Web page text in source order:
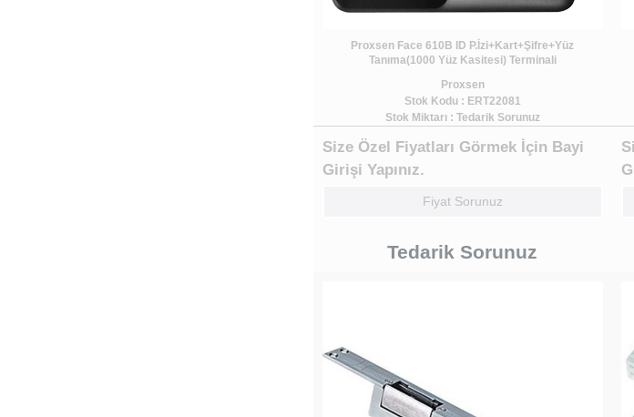
Proxsen Face 610B ID P.İzi+Kart+Şifre+Yüz
Tanıma(1000 Yüz Kasitesi) Terminali
Proxsen
Stok Kodu : ERT22081
Stok Miktarı : Tedarik Sorunuz
Size Özel Fiyatları Görmek İçin Bayi
Girişi Yapınız.
Fiyat Sorunuz
Tedarik Sorunuz